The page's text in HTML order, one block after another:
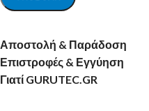
Αποστολή & Παράδοση
Επιστροφές & Εγγύηση
Γιατί GURUTEC.GR